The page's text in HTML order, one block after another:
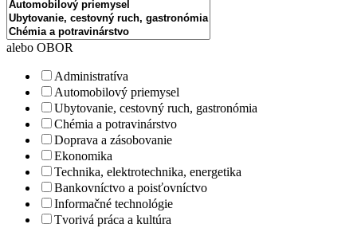
alebo OBOR
Administratíva
Automobilový priemysel
Ubytovanie, cestovný ruch, gastronómia
Chémia a potravinárstvo
Doprava a zásobovanie
Ekonomika
Technika, elektrotechnika, energetika
Bankovníctvo a poisťovníctvo
Informačné technológie
Tvorivá práca a kultúra